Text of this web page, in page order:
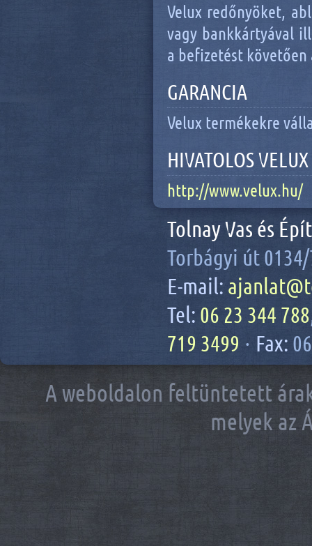
Velux redőnyöket,
vagy bankkártyával
a befizetést
GARANCIA
Velux termékekre
HIVATOLOS
http://www.velux.hu/
Tolnay Vas és
Torbágyi út
E-mail:
Tel: 06 23 344 788
719 3499 · Fax:
A weboldalon feltüntetett
melyek az